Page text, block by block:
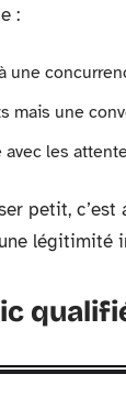
:
une
mais une
les
petit,
légitimité